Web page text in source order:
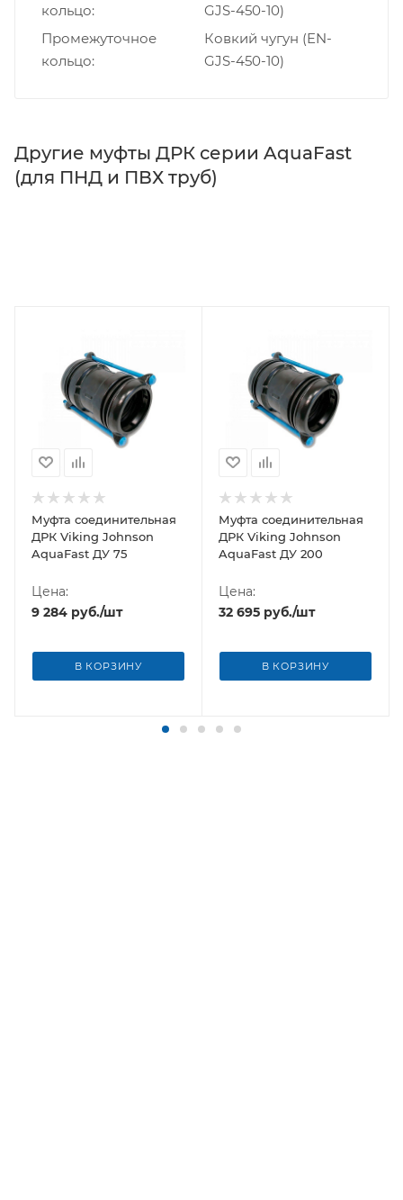
кольцо
GJS-450-10)
Промежуточное
кольцо
Ковкий чугун (EN-
GJS-450-10)
Другие муфты ДРК серии AquaFast
(для ПНД и ПВХ труб)
Муфта соединительная
ДРК Viking Johnson
AquaFast ДУ 75
Цена:
9 284 руб./шт
В КОРЗИНУ
Муфта соединительная
ДРК Viking Johnson
AquaFast ДУ 200
Цена:
32 695 руб./шт
В КОРЗИНУ